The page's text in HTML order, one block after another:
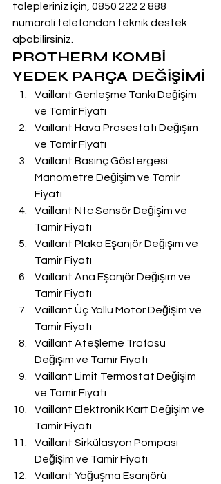
talepleriniz için, 0850 222 2 888
numarali telefondan teknik destek
aþabilirsiniz.
PROTHERM KOMBİ
YEDEK PARÇA DEĞİŞİMİ
Vaillant Genleşme Tankı Değişim
ve Tamir Fiyatı
Vaillant Hava Prosestatı Değişim
ve Tamir Fiyatı
Vaillant Basınç Göstergesi
Manometre Değişim ve Tamir
Fiyatı
Vaillant Ntc Sensör Değişim ve
Tamir Fiyatı
Vaillant Plaka Eşanjör Değişim ve
Tamir Fiyatı
Vaillant Ana Eşanjör Değişim ve
Tamir Fiyatı
Vaillant Üç Yollu Motor Değişim ve
Tamir Fiyatı
Vaillant Ateşleme Trafosu
Değişim ve Tamir Fiyatı
Vaillant Limit Termostat Değişim
ve Tamir Fiyatı
Vaillant Elektronik Kart Değişim ve
Tamir Fiyatı
Vaillant Sirkülasyon Pompası
Değişim ve Tamir Fiyatı
Vaillant Yoğuşma Esanjörü